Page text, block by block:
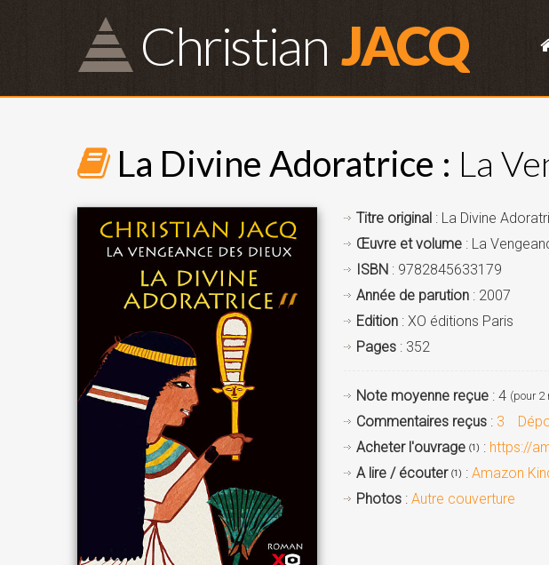
Christian JACQ
La Divine Adoratrice : La
Titre original : La Divine
Œuvre et volume : La
ISBN : 9782845633179
Année de parution : 2007
Edition : XO éditions Paris
Pages : 352
Note moyenne reçue : 4 (pour 2
Commentaires reçus : 3
Acheter l'ouvrage (1) : https://
A lire / écouter (1) : Amazon
Photos : Autre couverture